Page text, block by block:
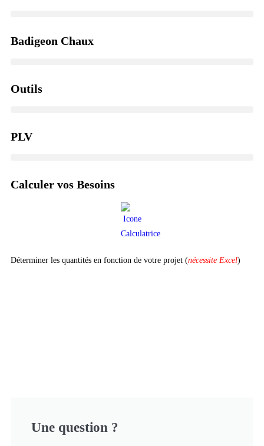
Badigeon Chaux
Outils
PLV
Calculer vos Besoins
Déterminer les quantités en fonction de votre projet (nécessite Excel)
Une question ?